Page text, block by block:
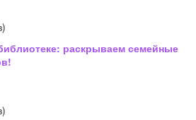
раскрываем семейные